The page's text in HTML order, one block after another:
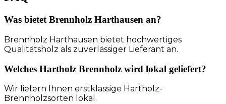
Was bietet Brennholz Harthausen an?
Brennholz Harthausen bietet hochwertiges
Qualitätsholz als zuverlässiger Lieferant an.
Welches Hartholz Brennholz wird lokal geliefert?
Wir liefern Ihnen erstklassige Hartholz-
Brennholzsorten lokal.